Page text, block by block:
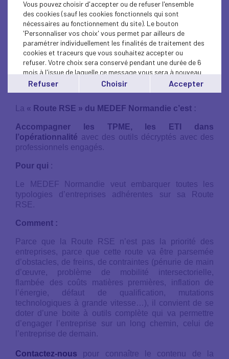
Objectif :
Le MEDEF Normandie propose la Route RSE en
favorisant l’acculturation, l’appropriation, la
compréhension, l’application de la Loi PACTE pour
que les entreprises aillent jusqu’à la Transition
Environnementale et pourquoi pas jusqu’à la définition
d’une raison d’être voire jusqu’à la formalisation d’une
La « Route RSE » du MEDEF Normandie c’est :
Accompagner les TPME, les ETI dans
l’opérationnalité avec des outils décryptés avec des
professionnels engagés.
Pour qui :
Le MEDEF Normandie veut embarquer toutes les
typologies d’entreprises adhérentes sur sa Route
RSE.
Comment :
Parce que la Route RSE n’est pas la priorité des
entreprises, parce que cette route va être parsemée
d’obstacles, de freins, de contraintes (pénurie de main
d’œuvre, problème de mobilité intersectorielle,
flambée des coûts matières premières, inflation de
l’énergie, défaut de qualification, mutations
technologiques à grande vitesse…), il convient de se
doter d’une boite à outils complète qui va permettre
d’engager l’entreprise sur un long chemin, celui de
l’entreprise de demain.
Contactez-nous
pour connaître le contenu de la
Vous pouvez choisir d'accepter ou de refuser l'ensemble
des cookies (sauf les cookies fonctionnels qui sont
nécessaires au fonctionnement du site). Le bouton
'Personnaliser vos choix' vous permet par ailleurs de
paramétrer individuellement les finalités de traitement des
cookies et traceurs que vous souhaitez accepter ou
refuser. Votre choix sera conservé pendant une durée de 6
mois à l'issue de laquelle ce message vous sera à nouveau
affiché..
Vous pouvez modifier votre choix à tout moment en
Refuser Choisir Accepter